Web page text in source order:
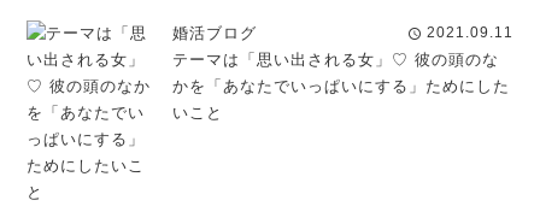
婚活ブログ
テーマは「思い出される女」♡ 彼の頭のな
かを「あなたでいっぱいにする」ためにした
いこと
schedule 2021.09.11